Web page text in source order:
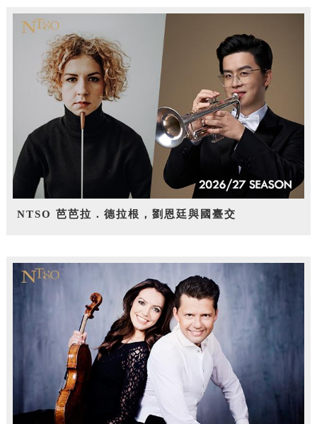
NTSO 芭芭拉．德拉根，劉恩廷與國臺交